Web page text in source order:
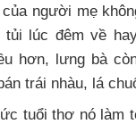
người mẹ
tủi lúc đêm về
hơn, lưng bà
trái nhàu, lá
tuổi thơ nó làm